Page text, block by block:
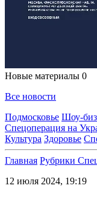
Новые материалы 0
Все новости
Подмосковье Шоу-
Спецоперация на
Культура Здоровье
Главная Рубрики
12 июля 2024, 19:19